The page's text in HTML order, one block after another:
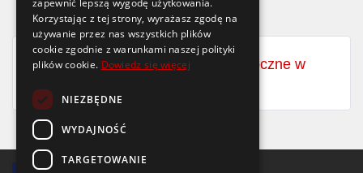
Zobacz wszystkie opony całoroczne w
zapewnić lepszą wygodę użytkowania.
Korzystając z tej strony, wyrażasz zgodę na
używanie przez nas wszystkich plików
cookie zgodnie z warunkami naszej polityki
plików cookie. Dowiedz się więcej
NIEZBĘDNE
WYDAJNOŚĆ
TARGETOWANIE